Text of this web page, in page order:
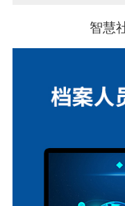
智慧